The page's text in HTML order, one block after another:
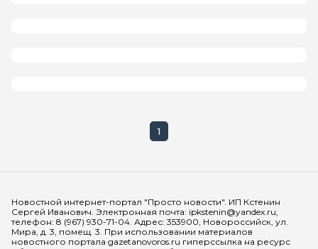
1
Новостной интернет-портал "Просто новости". ИП Кстенин
Сергей Иванович. Электронная почта: ipkstenin@yandex.ru,
телефон: 8 (967) 930-71-04. Адрес: 353900, Новороссийск, ул.
Мира, д. 3, помещ. 3. При использовании материалов
новостного портала gazetanovoros.ru гиперссылка на ресурс